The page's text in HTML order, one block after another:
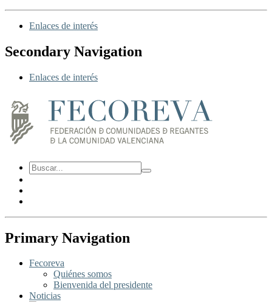
Enlaces de interés
Secondary Navigation
Enlaces de interés
Primary Navigation
Fecoreva
Quiénes somos
Bienvenida del presidente
Noticias